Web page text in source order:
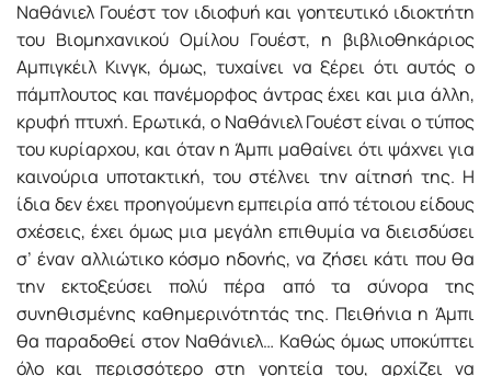
Ναθάνιελ Γουέστ τον ιδιοφυή και γοητευτικό ιδιοκτήτη
του Βιομηχανικού Ομίλου Γουέστ, η βιβλιοθηκάριος
Αμπιγκέιλ Κινγκ, όμως, τυχαίνει να ξέρει ότι αυτός ο
πάμπλουτος και πανέμορφος άντρας έχει και μια άλλη,
κρυφή πτυχή. Ερωτικά, ο Ναθάνιελ Γουέστ είναι ο τύπος
του κυρίαρχου, και όταν η Άμπι μαθαίνει ότι ψάχνει για
καινούρια υποτακτική, του στέλνει την αίτησή της. Η
ίδια δεν έχει προηγούμενη εμπειρία από τέτοιου είδους
σχέσεις, έχει όμως μια μεγάλη επιθυμία να διεισδύσει
σ’ έναν αλλιώτικο κόσμο ηδονής, να ζήσει κάτι που θα
την εκτοξεύσει πολύ πέρα από τα σύνορα της
συνηθισμένης καθημερινότητάς της. Πειθήνια η Άμπι
θα παραδοθεί στον Ναθάνιελ… Καθώς όμως υποκύπτει
όλο και περισσότερο στη γοητεία του, αρχίζει να